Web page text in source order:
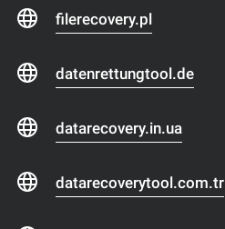
filerecovery.pl
datenrettungtool.de
datarecovery.in.ua
datarecoverytool.com.tr